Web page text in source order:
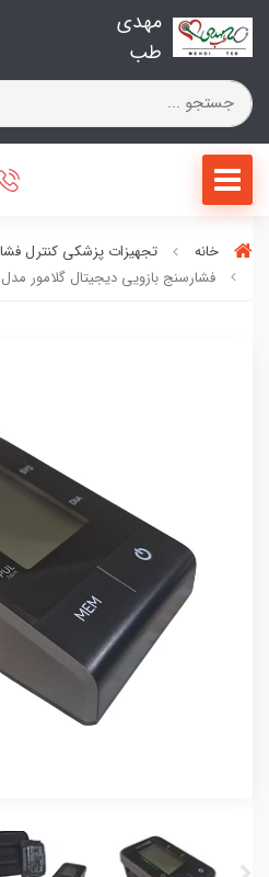
مهدی
طب
خانه تجهیزات پزشکی کنترل
فشارسنج بازویی دیجیتال گلامور مدل DBP-1369